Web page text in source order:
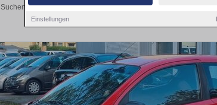
Einstellungen
Suchen Sie in Augustusburg einen Chevrolet Aveo